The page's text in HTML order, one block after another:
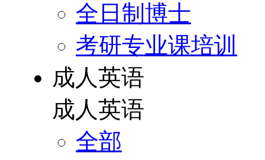
全日制博士
考研专业课培训
成人英语
成人英语
全部